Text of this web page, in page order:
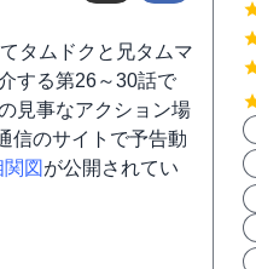
タムドクと兄タムマ
する第26～30話で
見事なアクション場
信のサイトで予告動
関図 が公開されてい